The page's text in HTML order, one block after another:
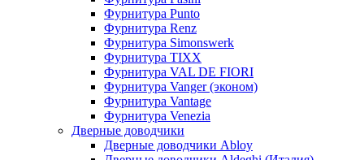
Фурнитура Punto
Фурнитура Renz
Фурнитура Simonswerk
Фурнитура TIXX
Фурнитура VAL DE FIORI
Фурнитура Vanger (эконом)
Фурнитура Vantage
Фурнитура Venezia
Дверные доводчики
Дверные доводчики Abloy